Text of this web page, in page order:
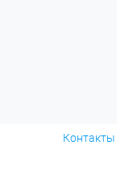
Контакты